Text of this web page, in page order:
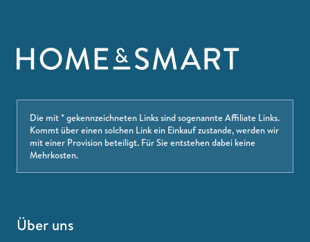
Die mit * gekennzeichneten Links sind sogenannte Affiliate Links.
Kommt über einen solchen Link ein Einkauf zustande, werden wir
mit einer Provision beteiligt. Für Sie entstehen dabei keine
Mehrkosten.
Über uns